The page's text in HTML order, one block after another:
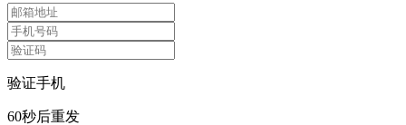
验证手机
60秒后重发